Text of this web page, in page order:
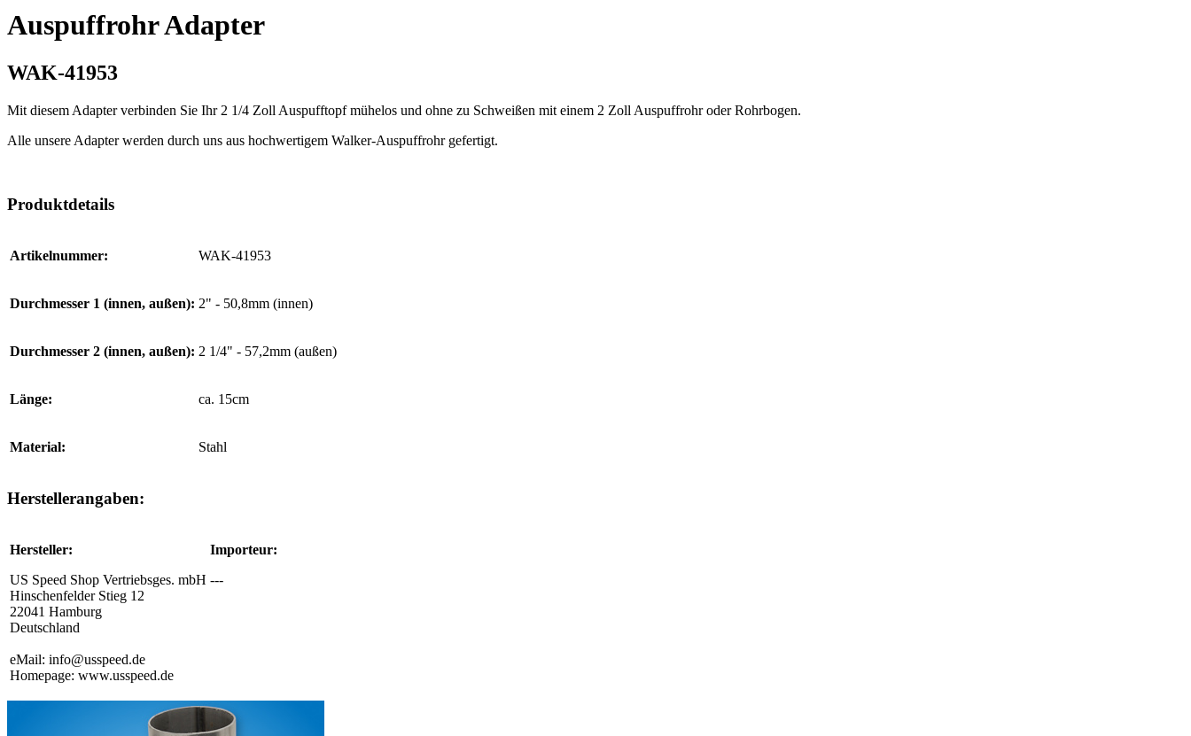
Auspuffrohr Adapter
WAK-41953
Mit diesem Adapter verbinden Sie Ihr 2 1/4 Zoll Auspufftopf mühelos und ohne zu Schweißen mit einem 2 Zoll Auspuffrohr oder Rohrbogen.
Alle unsere Adapter werden durch uns aus hochwertigem Walker-Auspuffrohr gefertigt.
Produktdetails
Artikelnummer: WAK-41953
Durchmesser 1 (innen, außen): 2" - 50,8mm (innen)
Durchmesser 2 (innen, außen): 2 1/4" - 57,2mm (außen)
Länge: ca. 15cm
Material: Stahl
Herstellerangaben:
Hersteller:
US Speed Shop Vertriebsges. mbH
Hinschenfelder Stieg 12
22041 Hamburg
Deutschland
eMail: info@usspeed.de
Homepage: www.usspeed.de
Importeur:
---